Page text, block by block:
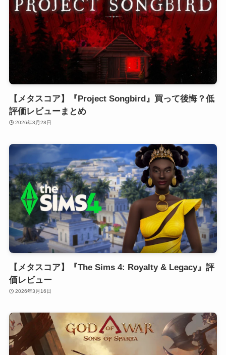
【メタスコア】『Project Songbird』買って後悔？低
評価レビューまとめ
2026年3月28日
【メタスコア】『The Sims 4: Royalty & Legacy』評
価レビュー
2026年3月16日